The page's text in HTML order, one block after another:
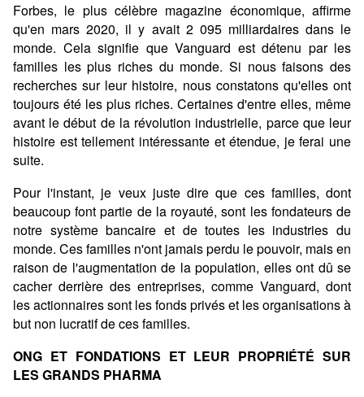
Forbes, le plus célèbre magazine économique, affirme
qu'en mars 2020, il y avait 2 095 milliardaires dans le
monde. Cela signifie que Vanguard est détenu par les
familles les plus riches du monde. Si nous faisons des
recherches sur leur histoire, nous constatons qu'elles ont
toujours été les plus riches. Certaines d'entre elles, même
avant le début de la révolution industrielle, parce que leur
histoire est tellement intéressante et étendue, je ferai une
suite.
Pour l'instant, je veux juste dire que ces familles, dont
beaucoup font partie de la royauté, sont les fondateurs de
notre système bancaire et de toutes les industries du
monde. Ces familles n'ont jamais perdu le pouvoir, mais en
raison de l'augmentation de la population, elles ont dû se
cacher derrière des entreprises, comme Vanguard, dont
les actionnaires sont les fonds privés et les organisations à
but non lucratif de ces familles.
ONG ET FONDATIONS ET LEUR PROPRIÉTÉ SUR
LES GRANDS PHARMA